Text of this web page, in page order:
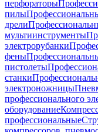
перфораторы
пилы
дрели
мультиинструменты
электрорубанки
фены
пистолеты
станки
электроножницы
профессионального
оборудование
профессиональные